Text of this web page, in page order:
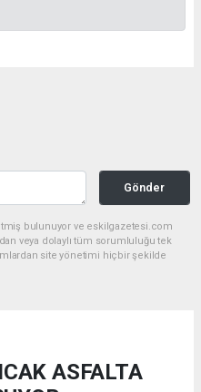
Gönder
bulunuyor ve eskilgazetesi.com
veya dolaylı tüm sorumluluğu tek
site yönetimi hiçbir şekilde
ASFALTA